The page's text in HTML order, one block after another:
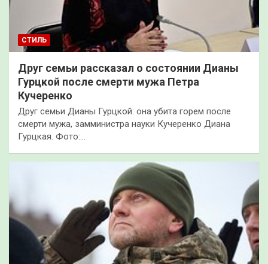
СТИЛЬ
Друг семьи рассказал о состоянии Дианы
Гурцкой после смерти мужа Петра
Кучеренко
Друг семьи Дианы Гурцкой: она убита горем после
смерти мужа, замминистра науки Кучеренко Диана
Гурцкая. Фото:…